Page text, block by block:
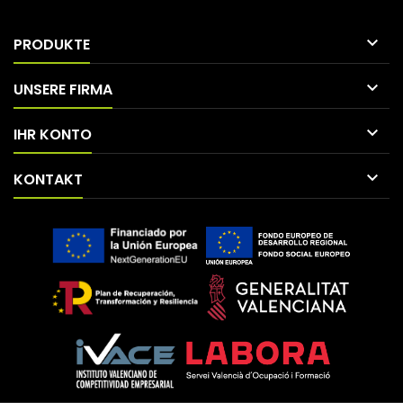
PRODUKTE 
UNSERE FIRMA 
IHR KONTO 
KONTAKT 